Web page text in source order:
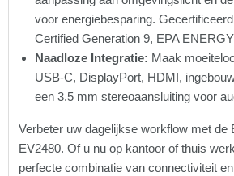
voor energiebesparing.
Certified Generation 9, EPA
Naadloze Integratie: Maak
USB-C, DisplayPort, HDMI,
een 3.5 mm stereoaansluiting voor
Verbeter uw dagelijkse workflow met de
EV2480. Of u nu op kantoor of thuis
perfecte combinatie van connectiviteit